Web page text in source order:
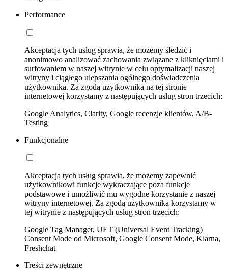
Performance
Akceptacja tych usług sprawia, że możemy śledzić i
anonimowo analizować zachowania związane z kliknięciami i
surfowaniem w naszej witrynie w celu optymalizacji naszej
witryny i ciągłego ulepszania ogólnego doświadczenia
użytkownika. Za zgodą użytkownika na tej stronie
internetowej korzystamy z następujących usług stron trzecich:
Google Analytics, Clarity, Google recenzje klientów, A/B-
Testing
Funkcjonalne
Akceptacja tych usług sprawia, że możemy zapewnić
użytkownikowi funkcje wykraczające poza funkcje
podstawowe i umożliwić mu wygodne korzystanie z naszej
witryny internetowej. Za zgodą użytkownika korzystamy w
tej witrynie z następujących usług stron trzecich:
Google Tag Manager, UET (Universal Event Tracking)
Consent Mode od Microsoft, Google Consent Mode, Klarna,
Freshchat
Treści zewnętrzne